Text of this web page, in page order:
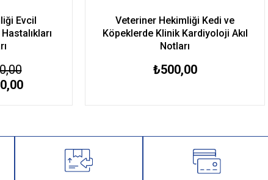
Evcil
Veteriner Hekimliği Kedi ve
Köpeklerde Klinik Kardiyoloji Akıl
Notları
₺500,00